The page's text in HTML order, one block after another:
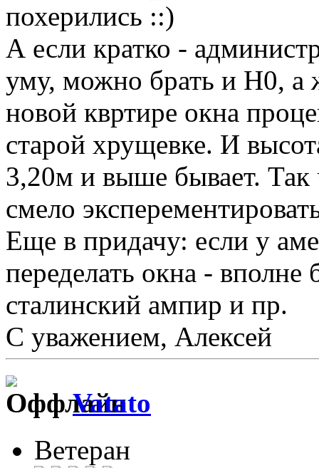
похерились
А если кратко -
уму, можно брать и Н0, а
новой квртире окна
старой хрущевке. И
3,20м и выше бывает.
смело
Еще в придачу: если у
переделать окна -
сталинский ампир и пр.
С уважением, Алексей
Vatato
Ветеран